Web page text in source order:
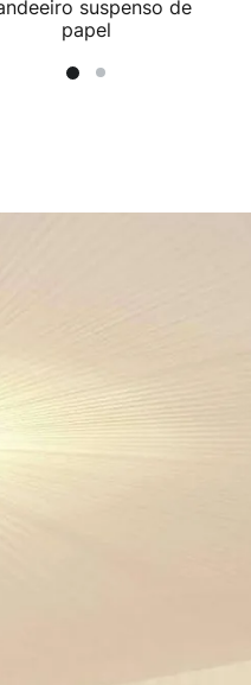
suspenso de
papel